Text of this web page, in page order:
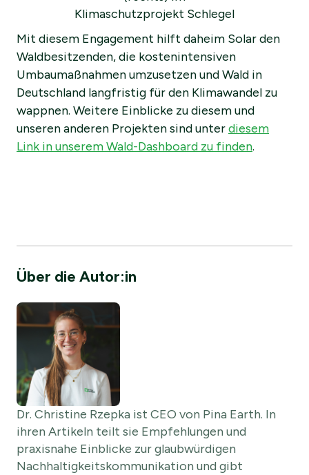
Klimaschutzprojekt Schlegel
Mit diesem Engagement hilft daheim Solar den
Waldbesitzenden, die kostenintensiven
Umbaumaßnahmen umzusetzen und Wald in
Deutschland langfristig für den Klimawandel zu
wappnen. Weitere Einblicke zu diesem und
unseren anderen Projekten sind unterdiesem
Link in unserem Wald-Dashboard zu finden.
Über die Autor:in
Dr. Christine Rzepka ist CEO von Pina Earth. In
ihren Artikeln teilt sie Empfehlungen und
praxisnahe Einblicke zur glaubwürdigen
Nachhaltigkeitskommunikation und gibt